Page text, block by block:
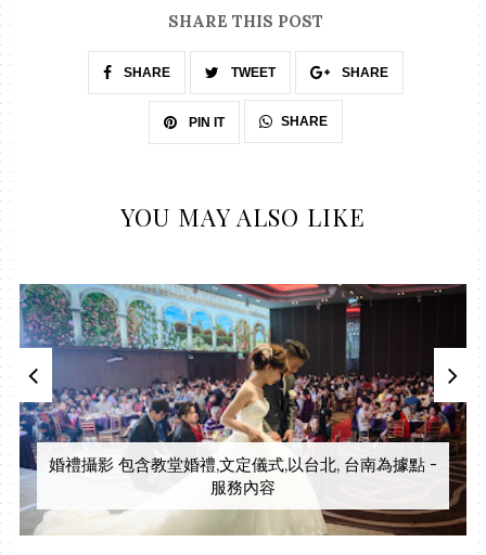
SHARE THIS POST
SHARE TWEET SHARE
PIN IT SHARE
YOU MAY ALSO LIKE
婚禮攝影 包含教堂婚禮,文定儀式,以台北, 台南為據點 -
服務內容